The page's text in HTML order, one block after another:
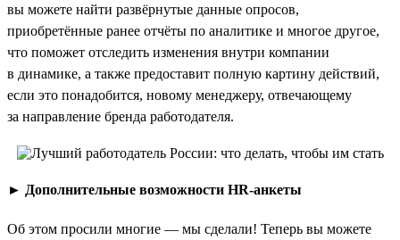
вы можете найти развёрнутые данные опросов,
приобретённые ранее отчёты по аналитике и многое другое,
что поможет отследить изменения внутри компании
в динамике, а также предоставит полную картину действий,
если это понадобится, новому менеджеру, отвечающему
за направление бренда работодателя.
► Дополнительные возможности HR-анкеты
Об этом просили многие — мы сделали! Теперь вы можете